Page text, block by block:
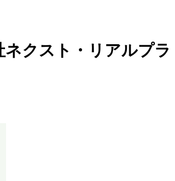
クスト・リアルプラ